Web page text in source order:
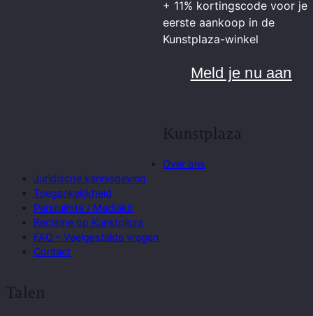
+ 11% kortingscode voor je
eerste aankoop in de
Kunstplaza-winkel
Meld je nu aan
Kunstplaza
Over ons
Juridische kennisgeving
Toegankelijkheid
Persruimte / Mediakit
Reclame op Kunstplaza
FAQ – Veelgestelde vragen
Contact
Talen